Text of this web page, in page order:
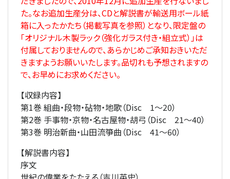
た。なお追加生産分は、CDと解説書が輸送用ボール紙
箱に入ったかたち（掲載写真を参照）となり、限定盤の
「オリジナル木製ラック（強化ガラス付き・組立式）」は
付属しておりませんので、あらかじめご承知おきいただ
きますようお願いいたします。品切れも予想されますの
で、お早めにお求めください。
【収録内容】
第1巻 組曲・段物・砧物・地歌（Disc 1～20）
第2巻 手事物・京物・名古屋物・胡弓（Disc 21～40）
第3巻 明治新曲・山田流箏曲（Disc 41～60）
【解説書内容】
序文